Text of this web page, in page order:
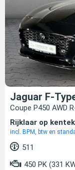
Jaguar F-
Coupe P450 AWD
Rijklaar op
incl. BPM, btw en
511
450 PK (331